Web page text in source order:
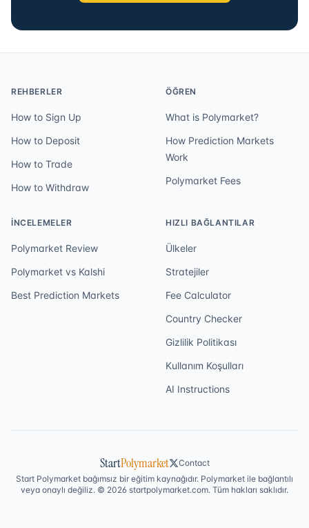
REHBERLER
How to Sign Up
How to Deposit
How to Trade
How to Withdraw
ÖĞREN
What is Polymarket?
How Prediction Markets
Work
Polymarket Fees
İNCELEMELER
Polymarket Review
Polymarket vs Kalshi
Best Prediction Markets
HIZLI BAĞLANTILAR
Ülkeler
Stratejiler
Fee Calculator
Country Checker
Gizlilik Politikası
Kullanım Koşulları
AI Instructions
StartPolymarket
Contact
Start Polymarket bağımsız bir eğitim kaynağıdır. Polymarket ile bağlantılı
veya onaylı değiliz. © 2026 startpolymarket.com. Tüm hakları saklıdır.